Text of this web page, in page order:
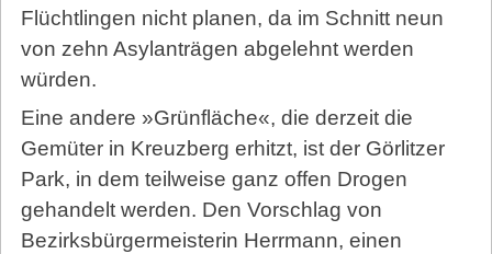
Flüchtlingen nicht planen, da im Schnitt neun
von zehn Asylanträgen abgelehnt werden
würden.
Eine andere »Grünfläche«, die derzeit die
Gemüter in Kreuzberg erhitzt, ist der Görlitzer
Park, in dem teilweise ganz offen Drogen
gehandelt werden. Den Vorschlag von
Bezirksbürgermeisterin Herrmann, einen